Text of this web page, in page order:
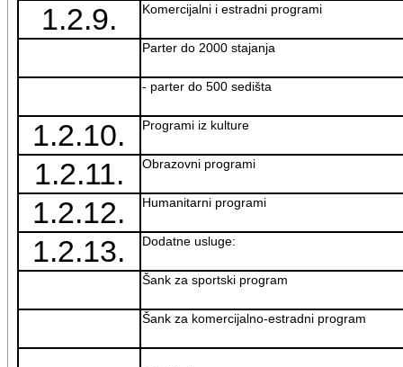
1.2.9. Komercijalni i estradni programi
Parter do 2000 stajanja
- parter do 500 sedišta
1.2.10. Programi iz kulture
1.2.11. Obrazovni programi
1.2.12. Humanitarni programi
1.2.13. Dodatne usluge:
Šank za sportski program
Šank za komercijalno-estradni program